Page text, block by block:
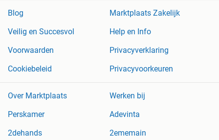
Blog
Marktplaats Zakelijk
Veilig en Succesvol
Help en Info
Voorwaarden
Privacyverklaring
Cookiebeleid
Privacyvoorkeuren
Over Marktplaats
Werken bij
Perskamer
Adevinta
2dehands
2ememain